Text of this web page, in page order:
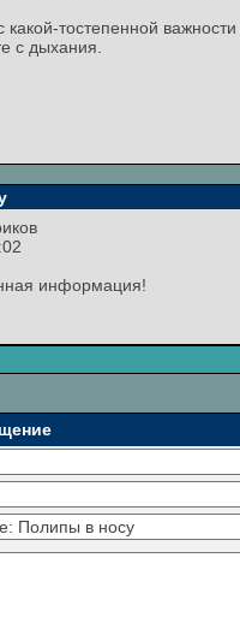
какой-тостепенной
с дыхания.
информация!